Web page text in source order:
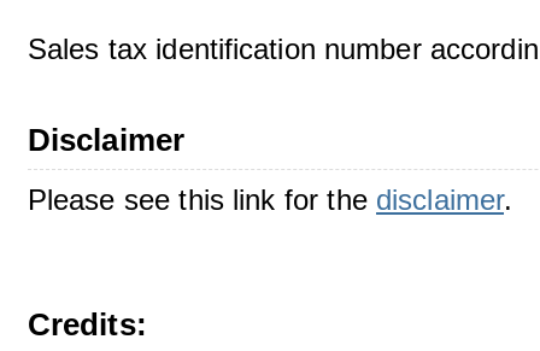
Sales tax identification number
Disclaimer
Please see this link for the disclaimer.
Credits: